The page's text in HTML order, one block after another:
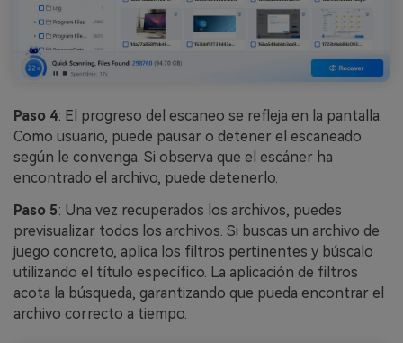
Paso 4: El progreso del escaneo se refleja en la pantalla.
Como usuario, puede pausar o detener el escaneado
según le convenga. Si observa que el escáner ha
encontrado el archivo, puede detenerlo.
Paso 5: Una vez recuperados los archivos, puedes
previsualizar todos los archivos. Si buscas un archivo de
juego concreto, aplica los filtros pertinentes y búscalo
utilizando el título específico. La aplicación de filtros
acota la búsqueda, garantizando que pueda encontrar el
archivo correcto a tiempo.